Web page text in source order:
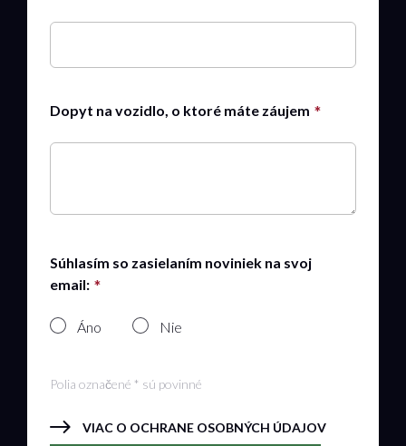
Dopyt na vozidlo, o ktoré máte záujem
Súhlasím so zasielaním noviniek na svoj
email:
Áno Nie
Polia označené * sú povinné
VIAC O OCHRANE OSOBNÝCH ÚDAJOV